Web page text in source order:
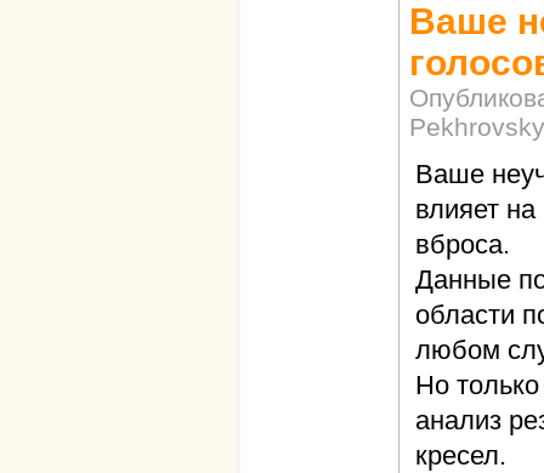
Ваше
Pekhrovsky
Ваше
влияет
вброса.
Данные
области
любом
Но
анализ
кресел.